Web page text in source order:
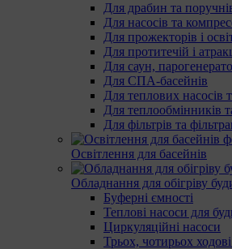
Для драбин та
Для насосів та
Для прожекторів і
Для протитечій і
Для саун,
Для СПА-басейнів
Для теплових насосів
Для теплообмінників
Для фільтрів та
Освітлення для басейнів
Обладнання для обігріву
Буферні ємності
Теплові насоси для
Циркуляційні насоси
Трьох, чотирьох